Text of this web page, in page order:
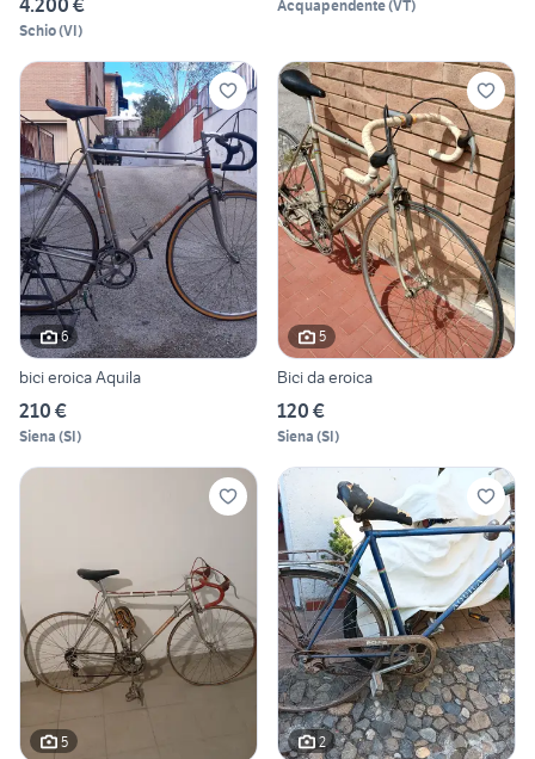
4.200 €
Schio(VI)
Acquapendente(VT)
6
bici eroica Aquila
210 €
Siena (SI)
5
Bici da eroica
120 €
Siena (SI)
5 2